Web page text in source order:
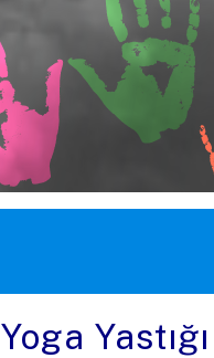
Yoga Yastığı